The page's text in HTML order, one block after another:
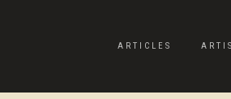
ARTICLES